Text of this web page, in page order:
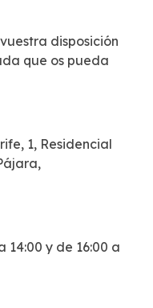
disposición
que os pueda
1, Residencial
14:00 y de 16:00 a